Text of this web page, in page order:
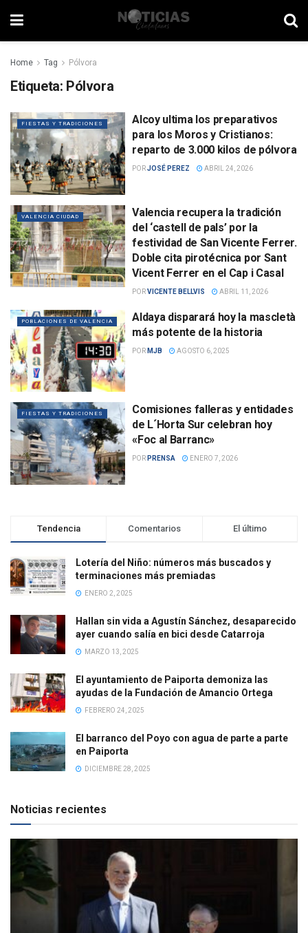
Home Tag Pólvora
Etiqueta: Pólvora
FIESTAS Y TRADICIONES
Alcoy ultima los preparativos
para los Moros y Cristianos:
reparto de 3.000 kilos de pólvora
PORJOSÉ PEREZ ABRIL 24, 2026
VALENCIA CIUDAD
Valencia recupera la tradición
del ‘castell de pals’ por la
festividad de San Vicente Ferrer.
Doble cita pirotécnica por Sant
Vicent Ferrer en el Cap i Casal
PORVICENTE BELLVIS ABRIL 11, 2026
POBLACIONES DE VALENCIA
Aldaya disparará hoy la mascletà
más potente de la historia
POR MJB AGOSTO 6, 2025
FIESTAS Y TRADICIONES
Comisiones falleras y entidades
de L´Horta Sur celebran hoy
«Foc al Barranc»
POR PRENSA ENERO 7, 2026
Tendencia Comentarios El último
Lotería del Niño: números más buscados y
terminaciones más premiadas
ENERO 2, 2025
Hallan sin vida a Agustín Sánchez, desaparecido
ayer cuando salía en bici desde Catarroja
MARZO 13, 2025
El ayuntamiento de Paiporta demoniza las
ayudas de la Fundación de Amancio Ortega
FEBRERO 24, 2025
El barranco del Poyo con agua de parte a parte
en Paiporta
DICIEMBRE 28, 2025
Noticias recientes